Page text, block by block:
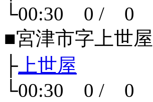
└00:30 0 / 0
■宮津市字上世屋
├ 上世屋
└00:30 0 / 0